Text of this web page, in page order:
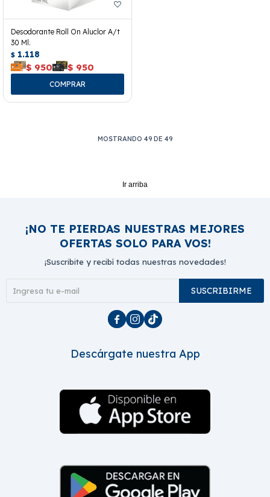
Desodorante Roll On Aluclor A/t
30 Ml.
$ 1.118
$ 950 $ 950
MOSTRANDO 49 DE 49
Ir arriba
¡NO TE PIERDAS NUESTRAS MEJORES
OFERTAS SOLO PARA VOS!
¡Suscribite y recibí todas nuestras novedades!
SUSCRIBIRME
  
Descárgate nuestra App